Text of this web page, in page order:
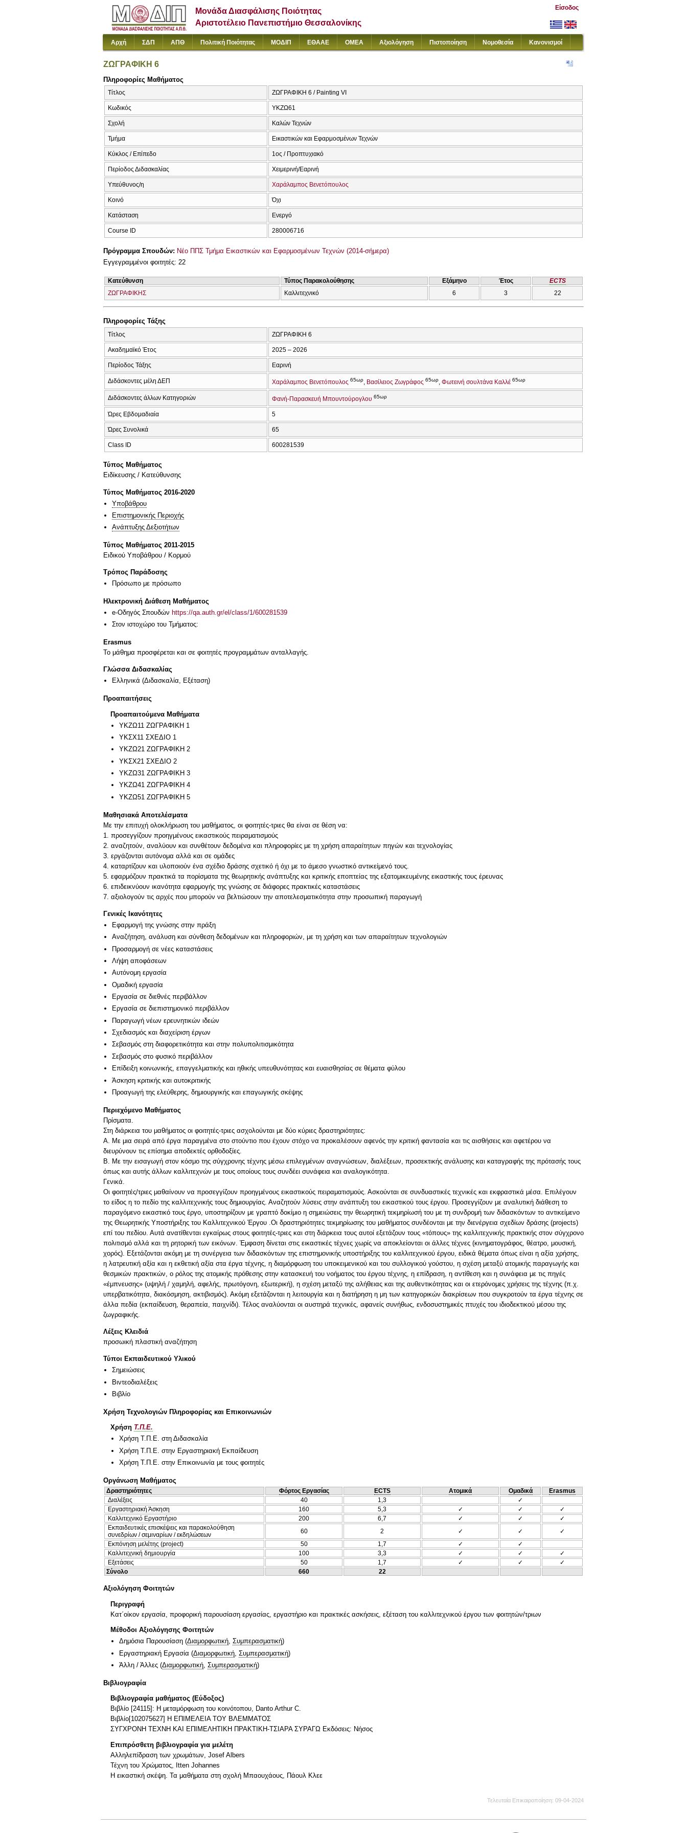
Μονάδα Διασφάλισης Ποιότητας
Αριστοτέλειο Πανεπιστήμιο Θεσσαλονίκης
Είσοδος
Αρχή ΣΔΠ ΑΠΘ Πολιτική Ποιότητας ΜΟΔΙΠ ΕΘΑΑΕ ΟΜΕΑ Αξιολόγηση Πιστοποίηση Νομοθεσία Κανονισμοί
ΖΩΓΡΑΦΙΚΗ 6
Πληροφορίες Μαθήματος
Τίτλος ΖΩΓΡΑΦΙΚΗ 6 / Painting VI
Κωδικός ΥΚΖΩ61
Σχολή Καλών Τεχνών
Τμήμα Εικαστικών και Εφαρμοσμένων Τεχνών
Κύκλος / Επίπεδο 1ος / Προπτυχιακό
Περίοδος Διδασκαλίας Χειμερινή/Εαρινή
Υπεύθυνος/η Χαράλαμπος Βενετόπουλος
Κοινό Όχι
Κατάσταση Ενεργό
Course ID 280006716
Πρόγραμμα Σπουδών: Νέο ΠΠΣ Τμήμα Εικαστικών και Εφαρμοσμένων Τεχνών (2014-σήμερα)
Εγγεγραμμένοι φοιτητές: 22
Κατεύθυνση Τύπος Παρακολούθησης Εξάμηνο Έτος
ECTS
ΖΩΓΡΑΦΙΚΗΣ
Καλλιτεχνικό 6 3 22
Πληροφορίες Τάξης
Τίτλος ΖΩΓΡΑΦΙΚΗ 6
Ακαδημαϊκό Έτος 2025 – 2026
Περίοδος Τάξης Εαρινή
Διδάσκοντες μέλη ΔΕΠ Χαράλαμπος Βενετόπουλος 65ωρ Βασίλειος Ζωγράφος 65ωρ Φωτεινή σουλτάνα Καλλέ 65ωρ
Διδάσκοντες άλλων Κατηγοριών Φανή-Παρασκευή Μπουντούρογλου 65ωρ
Ώρες Εβδομαδιαία 5
Ώρες Συνολικά 65
Class ID 600281539
Τύπος Μαθήματος
Eιδίκευσης / Kατεύθυνσης
Τύπος Μαθήματος 2016-2020
Υποβάθρου
Επιστημονικής Περιοχής
Ανάπτυξης Δεξιοτήτων
Τύπος Μαθήματος 2011-2015
Ειδικού Υποβάθρου / Κορμού
Τρόπος Παράδοσης
Πρόσωπο με πρόσωπο
Ηλεκτρονική Διάθεση Μαθήματος
e-Οδηγός Σπουδών https://qa.auth.gr/el/class/1/600281539
Στον ιστοχώρο του Τμήματος:
Erasmus
Το μάθημα προσφέρεται και σε φοιτητές προγραμμάτων ανταλλαγής.
Γλώσσα Διδασκαλίας
Ελληνικά (Διδασκαλία, Εξέταση)
Προαπαιτήσεις
Προαπαιτούμενα Μαθήματα
ΥΚΖΩ11 ΖΩΓΡΑΦΙΚΗ 1
ΥΚΣΧ11 ΣΧΕΔΙΟ 1
ΥΚΖΩ21 ΖΩΓΡΑΦΙΚΗ 2
ΥΚΣΧ21 ΣΧΕΔΙΟ 2
ΥΚΖΩ31 ΖΩΓΡΑΦΙΚΗ 3
ΥΚΖΩ41 ΖΩΓΡΑΦΙΚΗ 4
ΥΚΖΩ51 ΖΩΓΡΑΦΙΚΗ 5
Μαθησιακά Αποτελέσματα
Με την επιτυχή ολοκλήρωση του μαθήματος, οι φοιτητές-τριες θα είναι σε θέση να:
1. προσεγγίζουν προηγμένους εικαστικούς πειραματισμούς
2. αναζητούν, αναλύουν και συνθέτουν δεδομένα και πληροφορίες με τη χρήση απαραίτητων πηγών και τεχνολογίας
3. εργάζονται αυτόνομα αλλά και σε ομάδες
4. καταρτίζουν και υλοποιούν ένα σχέδιο δράσης σχετικό ή όχι με το άμεσο γνωστικό αντικείμενό τους.
5. εφαρμόζουν πρακτικά τα πορίσματα της θεωρητικής ανάπτυξης και κριτικής εποπτείας της εξατομικευμένης εικαστικής τους έρευνας
6. επιδεικνύουν ικανότητα εφαρμογής της γνώσης σε διάφορες πρακτικές καταστάσεις
7. αξιολογούν τις αρχές που μπορούν να βελτιώσουν την αποτελεσματικότητα στην προσωπική παραγωγή
Γενικές Ικανότητες
Εφαρμογή της γνώσης στην πράξη
Αναζήτηση, ανάλυση και σύνθεση δεδομένων και πληροφοριών, με τη χρήση και των απαραίτητων τεχνολογιών
Προσαρμογή σε νέες καταστάσεις
Λήψη αποφάσεων
Αυτόνομη εργασία
Ομαδική εργασία
Εργασία σε διεθνές περιβάλλον
Εργασία σε διεπιστημονικό περιβάλλον
Παραγωγή νέων ερευνητικών ιδεών
Σχεδιασμός και διαχείριση έργων
Σεβασμός στη διαφορετικότητα και στην πολυπολιτισμικότητα
Σεβασμός στο φυσικό περιβάλλον
Επίδειξη κοινωνικής, επαγγελματικής και ηθικής υπευθυνότητας και ευαισθησίας σε θέματα φύλου
Άσκηση κριτικής και αυτοκριτικής
Προαγωγή της ελεύθερης, δημιουργικής και επαγωγικής σκέψης
Περιεχόμενο Μαθήματος
Πρίσματα.
Στη διάρκεια του μαθήματος οι φοιτητές-τριες ασχολούνται με δύο κύριες δραστηριότητες:
Α. Με μια σειρά από έργα παραγμένα στο στούντιο που έχουν στόχο να προκαλέσουν αφενός την κριτική φαντασία και τις αισθήσεις και αφετέρου να
διευρύνουν τις επίσημα αποδεκτές ορθοδοξίες.
Β. Με την εισαγωγή στον κόσμο της σύγχρονης τέχνης μέσω επιλεγμένων αναγνώσεων, διαλέξεων, προσεκτικής ανάλυσης και καταγραφής της πρότασής τους
όπως και αυτής άλλων καλλιτεχνών με τους οποίους τους συνδέει συνάφεια και αναλογικότητα.
Γενικά.
Οι φοιτητές/τριες μαθαίνουν να προσεγγίζουν προηγμένους εικαστικούς πειραματισμούς. Ασκούνται σε συνδυαστικές τεχνικές και εκφραστικά μέσα. Επιλέγουν
το είδος η το πεδίο της καλλιτεχνικής τους δημιουργίας. Αναζητούν λύσεις στην ανάπτυξη του εικαστικού τους έργου. Προσεγγίζουν με αναλυτική διάθεση το
παραγόμενο εικαστικό τους έργο, υποστηρίζουν με γραπτό δοκίμιο η σημειώσεις την θεωρητική τεκμηρίωσή του με τη συνδρομή των διδασκόντων το αντικείμενο
της Θεωρητικής Υποστήριξης του Καλλιτεχνικού Έργου .Οι δραστηριότητες τεκμηρίωσης του μαθήματος συνδέονται με την διενέργεια σχεδίων δράσης (projects)
επί του πεδίου. Αυτά ανατίθενται εγκαίρως στους φοιτητές-τριες και στη διάρκεια τους αυτοί εξετάζουν τους «τόπους» της καλλιτεχνικής πρακτικής στον σύγχρονο
πολιτισμό αλλά και τη ρητορική των εικόνων. Έμφαση δίνεται στις εικαστικές τέχνες χωρίς να αποκλείονται οι άλλες τέχνες (κινηματογράφος, θέατρο, μουσική,
χορός). Εξετάζονται ακόμη με τη συνέργεια των διδασκόντων της επιστημονικής υποστήριξης του καλλιτεχνικού έργου, ειδικά θέματα όπως είναι η αξία χρήσης,
η λατρευτική αξία και η εκθετική αξία στα έργα τέχνης, η διαμόρφωση του υποκειμενικού και του συλλογικού γούστου, η σχέση μεταξύ ατομικής παραγωγής και
θεσμικών πρακτικών, ο ρόλος της ατομικής πρόθεσης στην κατασκευή του νοήματος του έργου τέχνης, η επίδραση, η αντίθεση και η συνάφεια με τις πηγές
«έμπνευσης» (υψηλή / χαμηλή, αφελής, πρωτόγονη, εξωτερική), η σχέση μεταξύ της αλήθειας και της αυθεντικότητας και οι ετερόνομες χρήσεις της τέχνης (π.χ.
υπερβατικότητα, διακόσμηση, ακτιβισμός). Ακόμη εξετάζονται η λειτουργία και η διατήρηση η μη των κατηγορικών διακρίσεων που συγκροτούν τα έργα τέχνης σε
άλλα πεδία (εκπαίδευση, θεραπεία, παιχνίδι). Τέλος αναλύονται οι αυστηρά τεχνικές, αφανείς συνήθως, ενδοσυστημικές πτυχές του ιδιοδεκτικού μέσου της
ζωγραφικής.
Λέξεις Κλειδιά
προσωική πλαστική αναζήτηση
Τύποι Εκπαιδευτικού Υλικού
Σημειώσεις
Βιντεοδιαλέξεις
Βιβλίο
Χρήση Τεχνολογιών Πληροφορίας και Επικοινωνιών
Χρήση Τ.Π.Ε.
Χρήση Τ.Π.Ε. στη Διδασκαλία
Χρήση Τ.Π.Ε. στην Εργαστηριακή Εκπαίδευση
Χρήση Τ.Π.Ε. στην Επικοινωνία με τους φοιτητές
Οργάνωση Μαθήματος
Δραστηριότητες Φόρτος Εργασίας ECTS Ατομικά Ομαδικά
Erasmus
Διαλέξεις
40 1,3
✓
Εργαστηριακή Άσκηση
160 5,3 ✓ ✓
✓
Καλλιτεχνικό Εργαστήριο
200 6,7 ✓ ✓
✓
Εκπαιδευτικές επισκέψεις και παρακολούθηση
συνεδρίων / σεμιναρίων / εκδηλώσεων
60 2 ✓ ✓
✓
Εκπόνηση μελέτης (project)
50 1,7 ✓
✓
Καλλιτεχνική δημιουργία
100 3,3 ✓ ✓
✓
Εξετάσεις
50 1,7 ✓ ✓
✓
Σύνολο
660 22
Αξιολόγηση Φοιτητών
Περιγραφή
Κατ΄οίκον εργασία, προφορική παρουσίαση εργασίας, εργαστήριο και πρακτικές ασκήσεις, εξέταση του καλλιτεχνικού έργου των φοιτητών/τριων
Μέθοδοι Αξιολόγησης Φοιτητών
Δημόσια Παρουσίαση (Διαμορφωτική, Συμπερασματική)
Εργαστηριακή Εργασία (Διαμορφωτική Συμπερασματική)
Άλλη / Άλλες (Διαμορφωτική, Συμπερασματική)
Βιβλιογραφία
Βιβλιογραφία μαθήματος (Εύδοξος)
Βιβλίο [24115]: Η μεταμόρφωση του κοινότοπου, Danto Arthur C.
Βιβλίο[102075627] Η ΕΠΙΜΕΛΕΙΑ ΤΟΥ ΒΛΕΜΜΑΤΟΣ
ΣΥΓΧΡΟΝΗ ΤΕΧΝΗ ΚΑΙ ΕΠΙΜΕΛΗΤΙΚΗ ΠΡΑΚΤΙΚΗ-ΤΣΙΑΡΑ ΣΥΡΑΓΩ Εκδόσεις: Νήσος
Επιπρόσθετη βιβλιογραφία για μελέτη
Αλληλεπίδραση των χρωμάτων, Josef Albers
Τέχνη του Χρώματος, Itten Johannes
H εικαστική σκέψη. Τα μαθήματα στη σχολή Μπαουχάους, Πάουλ Κλεε
Τελευταία Επικαιροποίηση 09-04-2024